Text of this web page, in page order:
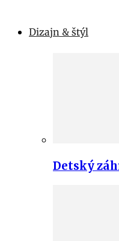
Dizajn & štýl
Detský